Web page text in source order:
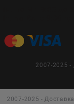
2007-2025 -
2007-2025 -